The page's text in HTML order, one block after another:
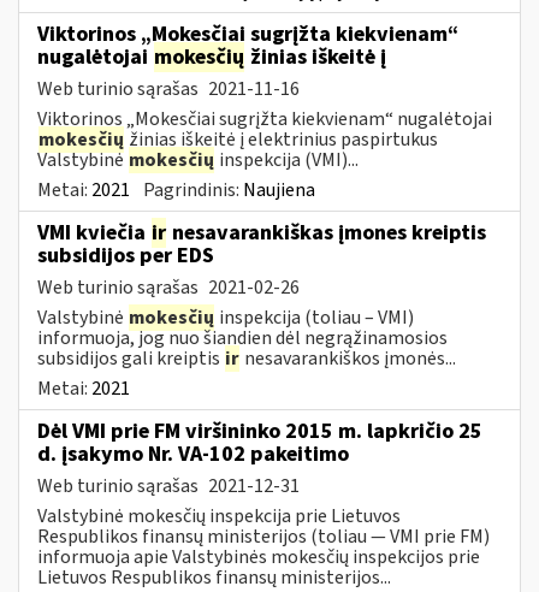
Viktorinos „Mokesčiai sugrįžta kiekvienam“
nugalėtojai mokesčių žinias iškeitė į
Web turinio sąrašas 2021-11-16
Viktorinos „Mokesčiai sugrįžta kiekvienam“ nugalėtojai
mokesčių žinias iškeitė į elektrinius paspirtukus
Valstybinė mokesčių inspekcija (VMI)...
Metai: 2021 Pagrindinis: Naujiena
VMI kviečia ir nesavarankiškas įmones kreiptis
subsidijos per EDS
Web turinio sąrašas 2021-02-26
Valstybinė mokesčių inspekcija (toliau – VMI)
informuoja, jog nuo šiandien dėl negrąžinamosios
subsidijos gali kreiptis ir nesavarankiškos įmonės...
Metai: 2021
Dėl VMI prie FM viršininko 2015 m. lapkričio 25
d. įsakymo Nr. VA-102 pakeitimo
Web turinio sąrašas 2021-12-31
Valstybinė mokesčių inspekcija prie Lietuvos
Respublikos finansų ministerijos (toliau ― VMI prie FM)
informuoja apie Valstybinės mokesčių inspekcijos prie
Lietuvos Respublikos finansų ministerijos...